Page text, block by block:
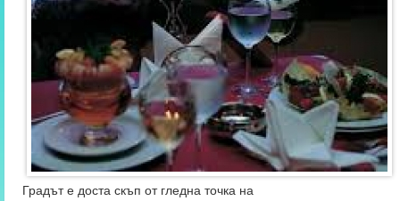
Градът е доста скъп от гледна точка на